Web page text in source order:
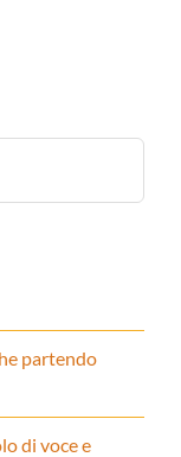
partendo
di voce e